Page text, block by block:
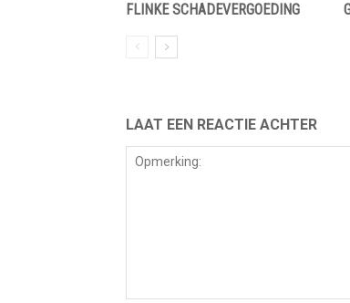
FLINKE SCHADEVERGOEDING
LAAT EEN REACTIE ACHTER